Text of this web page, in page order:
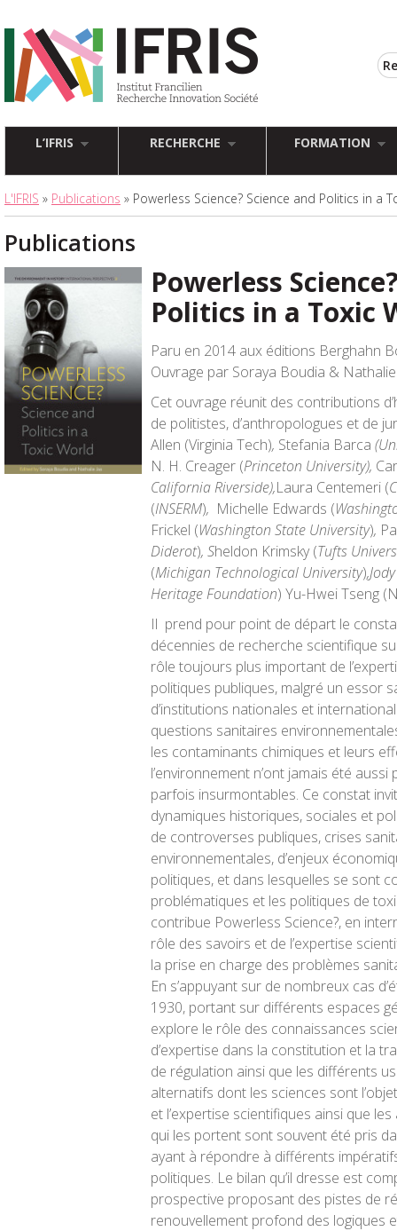
L’IFRIS RECHERCHE FORMATION
L'IFRIS » Publications » Powerless Science? Science and Politics in a
Publications
Powerless
Politics in a Toxic
Paru en 2014 aux éditions Berghahn
Ouvrage par Soraya Boudia & Nathalie
Cet ouvrage réunit des contributions
de politistes, d’anthropologues et de
Allen (Virginia Tech), Stefania Barca
N. H. Creager (Princeton University),
California Riverside),Laura Centemeri (
(INSERM), Michelle Edwards (
Frickel (Washington State University),
Diderot), Sheldon Krimsky (Tufts
(Michigan Technological University),
Heritage Foundation) Yu-Hwei Tseng
Il prend pour point de départ le
décennies de recherche scientifique
rôle toujours plus important de
politiques publiques, malgré un essor
d’institutions nationales et
questions sanitaires
les contaminants chimiques et leurs
l’environnement n’ont jamais été
parfois insurmontables. Ce constat
dynamiques historiques, sociales et
de controverses publiques, crises
environnementales, d’enjeux
politiques, et dans lesquelles se sont
problématiques et les politiques de
contribue Powerless Science?, en
rôle des savoirs et de l’expertise
la prise en charge des problèmes
En s’appuyant sur de nombreux cas
1930, portant sur différents espaces
explore le rôle des connaissances
d’expertise dans la constitution et la
de régulation ainsi que les différents
alternatifs dont les sciences sont
et l’expertise scientifiques ainsi que
qui les portent sont souvent été pris
ayant à répondre à différents
politiques. Le bilan qu’il dresse est
prospective proposant des pistes de
renouvellement profond des logiques